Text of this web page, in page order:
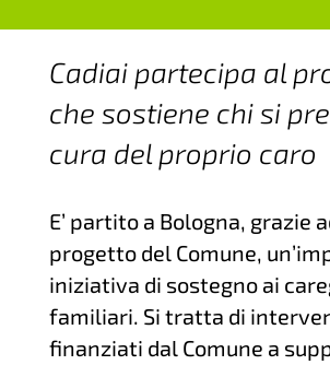
Cadiai partecipa al
che sostiene chi si
cura del proprio caro
E’ partito a Bologna, grazie
progetto del Comune,
iniziativa di sostegno ai
familiari. Si tratta di
finanziati dal Comune a